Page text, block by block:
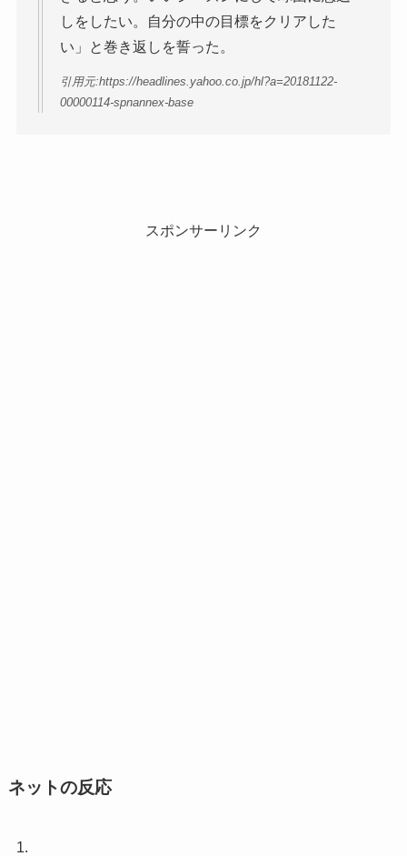
しをしたい。自分の中の目標をクリアした
い」と巻き返しを誓った。
引用元:https://headlines.yahoo.co.jp/hl?a=20181122-
00000114-spnannex-base
スポンサーリンク
ネットの反応
1.